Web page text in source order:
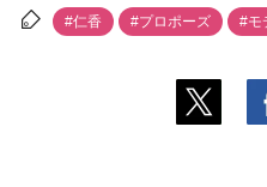
#仁香 #プロポーズ #モ